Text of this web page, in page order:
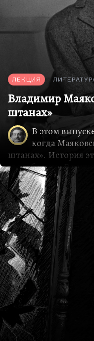
ЛЕКЦИЯ
Владимир
штанах»
В этом
когда
штанах». История
своеобразна.
женщиной, той, о
Маяковский в
Маяковский»
сестра!»
переадресован
Маяковский
большой поэмы о
вдохновлена
двухдневного
Кстати говоря, из
Маяковского эта
перспективной.
Денисова оказалось
быть, они